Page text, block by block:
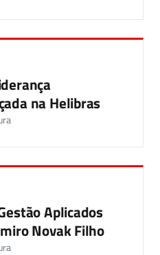
na Helibras
Aplicados
Novak Filho